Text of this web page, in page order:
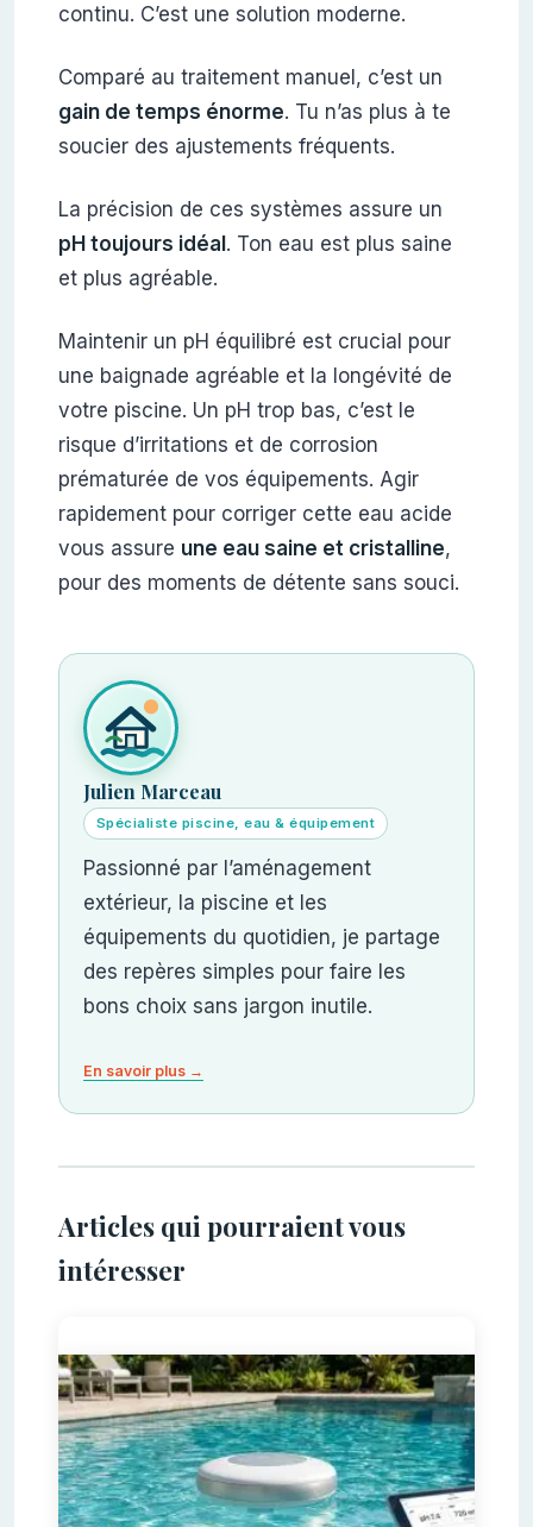
continu. C’est une solution moderne.
Comparé au traitement manuel, c’est un
gain de temps énorme. Tu n’as plus à te
soucier des ajustements fréquents.
La précision de ces systèmes assure un
pH toujours idéal. Ton eau est plus saine
et plus agréable.
Maintenir un pH équilibré est crucial pour
une baignade agréable et la longévité de
votre piscine. Un pH trop bas, c’est le
risque d’irritations et de corrosion
prématurée de vos équipements. Agir
rapidement pour corriger cette eau acide
vous assure une eau saine et cristalline,
pour des moments de détente sans souci.
Julien Marceau
Spécialiste piscine, eau & équipement
Passionné par l’aménagement
extérieur, la piscine et les
équipements du quotidien, je partage
des repères simples pour faire les
bons choix sans jargon inutile.
En savoir plus →
Articles qui pourraient vous
intéresser